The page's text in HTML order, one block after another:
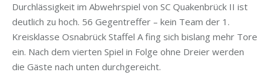
Durchlässigkeit im Abwehrspiel von SC Quakenbrück II ist
deutlich zu hoch. 56 Gegentreffer – kein Team der 1.
Kreisklasse Osnabrück Staffel A fing sich bislang mehr Tore
ein. Nach dem vierten Spiel in Folge ohne Dreier werden
die Gäste nach unten durchgereicht.